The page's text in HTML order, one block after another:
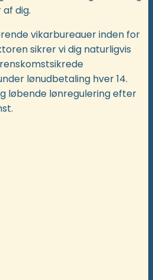
dig.
vikarbureauer inden for
sikrer vi dig naturligvis
lønudbetaling hver 14.
løbende lønregulering efter